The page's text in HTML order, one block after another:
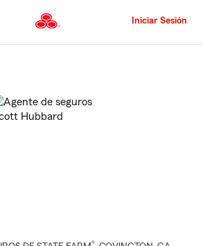
al
principal
Iniciar Sesión
®